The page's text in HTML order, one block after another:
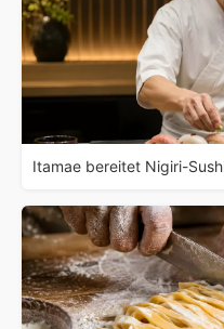
Itamae bereitet Nigiri-